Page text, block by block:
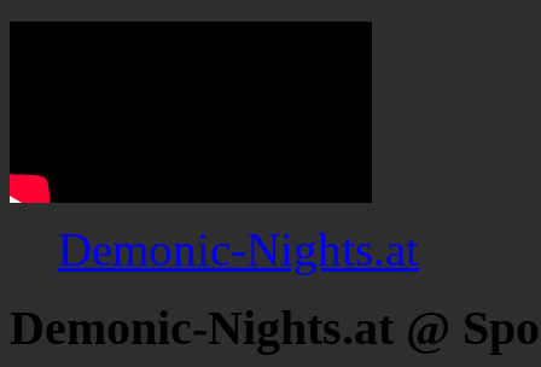
Demonic-Nights.at
Demonic-Nights.at @